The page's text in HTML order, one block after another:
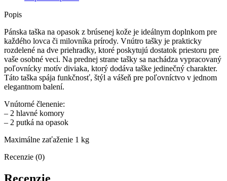
Popis
Pánska taška na opasok z brúsenej kože je ideálnym doplnkom pre
každého lovca či milovníka prírody. Vnútro tašky je prakticky
rozdelené na dve priehradky, ktoré poskytujú dostatok priestoru pre
vaše osobné veci. Na prednej strane tašky sa nachádza vypracovaný
poľovnícky motív diviaka, ktorý dodáva taške jedinečný charakter.
Táto taška spája funkčnosť, štýl a vášeň pre poľovníctvo v jednom
elegantnom balení.
Vnútorné členenie:
– 2 hlavné komory
– 2 putká na opasok
Maximálne zaťaženie 1 kg
Recenzie (0)
Recenzie